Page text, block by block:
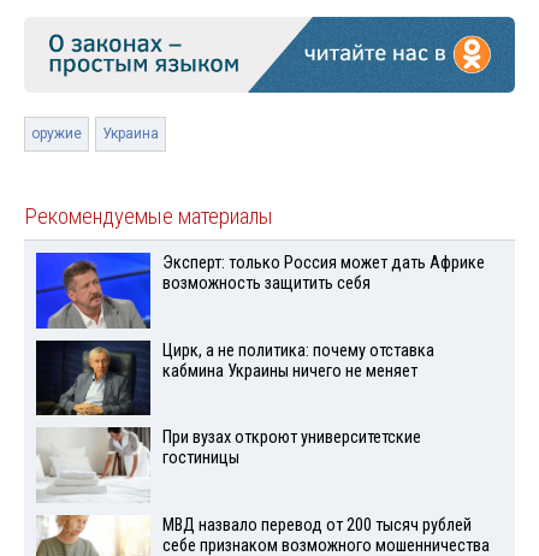
оружие Украина
Рекомендуемые материалы
Эксперт: только Россия может дать Африке
возможность защитить себя
Цирк, а не политика: почему отставка
кабмина Украины ничего не меняет
При вузах откроют университетские
гостиницы
МВД назвало перевод от 200 тысяч рублей
себе признаком возможного мошенничества